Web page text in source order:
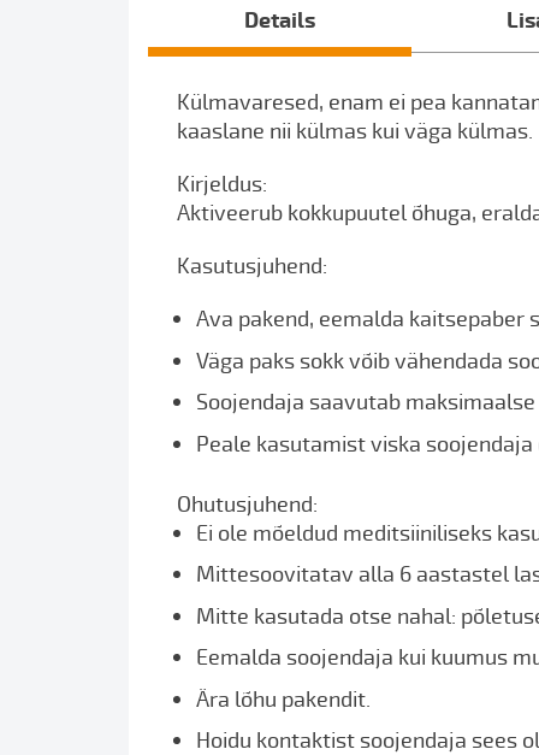
the
gallery
Details
Külmavaresed, enam ei pea
kaaslane nii külmas kui väga külmas.
Kirjeldus:
Aktiveerub kokkupuutel õhuga,
Kasutusjuhend:
Ava pakend, eemalda kaitsepaber
Väga paks sokk võib vähendada
Soojendaja saavutab
Peale kasutamist viska soojendaja
Ohutusjuhend:
Ei ole mõeldud meditsiiniliseks
Mittesoovitatav alla 6 aastastel
Mitte kasutada otse nahal:
Eemalda soojendaja kui kuumus
Ära lõhu pakendit.
Hoidu kontaktist soojendaja sees